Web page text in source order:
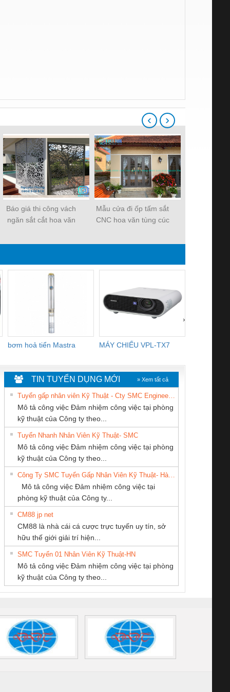
Báo giá thi công vách
ngăn sắt cắt hoa văn
thự, nhà phố 2021
Mẫu cửa đi ốp tấm sắt
CNC hoa văn tùng cúc
bảo vệ cửa đẹp
‹ ›
bơm hoả tiển Mastra MÁY CHIẾU VPL-TX7
›
An Toàn
Contact
– PSR-
SCP-
FSP/2X1/1X2
sát chuỗi
tấm pin
16I+
(2502520000)
Bộ giám sát chuỗi
tấm pin
TRANSCLINIC 16I+
1K5 L (2433950000)
Bộ giám sát dòng
TRANSCLINIC 16I+
(2008130000)
Bộ chỉnh lưu nguồn
điện TRANSCLINIC
BKE 1K5.4
(7791400879)2. Giá
Nẹp nhôm chống
trơn Đà Nẵng
TY TNHH
DOANH
VỤ XNK
NAM
CÔNG TY TNHH
THƯƠNG MẠI
THIÊN ÂN VIỆT
NAM
Cty TNHH TM QC
TY TNHH
BỊ CÔNG
NIHON
VIỆT
KỸ THUẬT KTECH
VIỆT NAM
ĐỘNG TIẾN
TIN TUYỂN DỤNG MỚI » Xem tất cả
Mô tả công việc Đảm nhiệm công việc tại phòng
kỹ thuật của Công ty theo...
Tuyển Nhanh Nhân Viên Kỹ Thuật- SMC
Mô tả công việc Đảm nhiệm công việc tại phòng
kỹ thuật của Công ty theo...
Mô tả công việc Đảm nhiệm công việc tại
phòng kỹ thuật của Công ty...
CM88 jp net
CM88 là nhà cái cá cược trực tuyến uy tín, sở
hữu thế giới giải trí hiện...
SMC Tuyển 01 Nhân Viên Kỹ Thuật-HN
Mô tả công việc Đảm nhiệm công việc tại phòng
kỹ thuật của Công ty theo...